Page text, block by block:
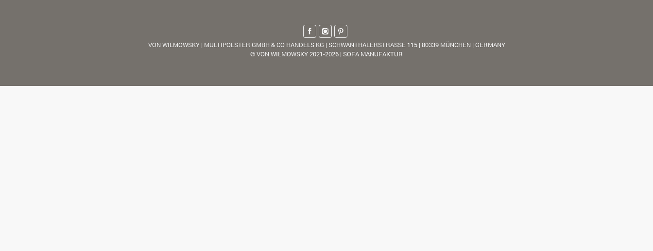
VON WILMOWSKY | MULTIPOLSTER GMBH & CO HANDELS KG | SCHWANTHALERSTRASSE 115 | 80339 MÜNCHEN | GERMANY
© VON WILMOWSKY 2021-2026 | SOFA MANUFAKTUR